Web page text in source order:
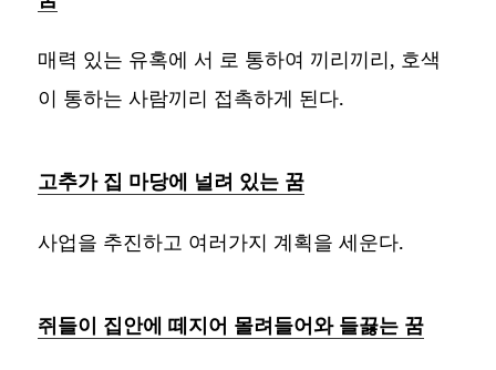
매력 있는 유혹에 서 로 통하여 끼리끼리, 호색
이 통하는 사람끼리 접촉하게 된다.
고추가 집 마당에 널려 있는 꿈
사업을 추진하고 여러가지 계획을 세운다.
쥐들이 집안에 떼지어 몰려들어와 들끓는 꿈